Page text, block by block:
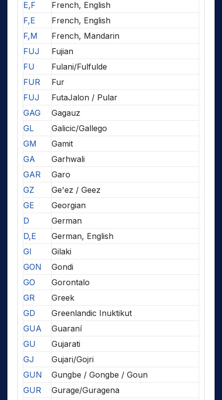
E,F
French, English
F,E
French, English
F,M
French, Mandarin
FUJ
Fujian
FU
Fulani/Fulfulde
FUR
Fur
FUJ
FutaJalon / Pular
GAG
Gagauz
GL
Galicic/Gallego
GM
Gamit
GA
Garhwali
GAR
Garo
GZ
Ge'ez / Geez
GE
Georgian
D
German
D,E
German, English
GI
Gilaki
GON
Gondi
GO
Gorontalo
GR
Greek
GD
Greenlandic Inuktikut
GUA
Guaraní
GU
Gujarati
GJ
Gujari/Gojri
GUN
Gungbe / Gongbe / Goun
GUR
Gurage/Guragena